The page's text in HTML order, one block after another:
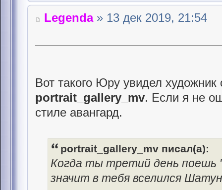
Legenda» 13 дек 2019, 21:54
Вот такого Юру увидел
portrait_gallery_mv. Если я не
стиле авангард.
portrait_gallery_mv писал(а):
Когда ты третий день поешь
значит в тебя вселился